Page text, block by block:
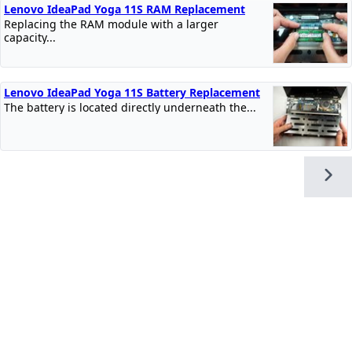
Lenovo IdeaPad Yoga 11S RAM Replacement
Replacing the RAM module with a larger
capacity...
Lenovo IdeaPad Yoga 11S Battery Replacement
The battery is located directly underneath the...